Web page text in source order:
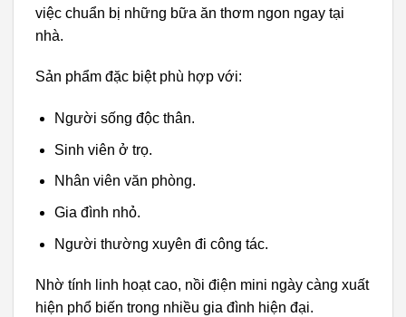
việc chuẩn bị những bữa ăn thơm ngon ngay tại
nhà.
Sản phẩm đặc biệt phù hợp với:
Người sống độc thân.
Sinh viên ở trọ.
Nhân viên văn phòng.
Gia đình nhỏ.
Người thường xuyên đi công tác.
Nhờ tính linh hoạt cao, nồi điện mini ngày càng xuất
hiện phổ biến trong nhiều gia đình hiện đại.